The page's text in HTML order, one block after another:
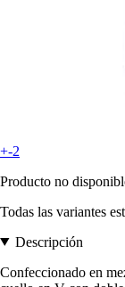
+-2
Producto no
Todas las variantes
Descripción
Confeccionado en